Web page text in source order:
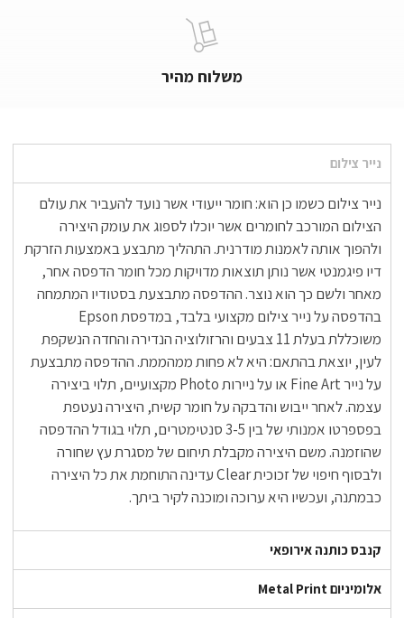
משלוח מהיר
נייר צילום
נייר צילום כשמו כן הוא: חומר ייעודי אשר נועד להעביר את עולם
הצילום המורכב לחומרים אשר יוכלו לספוג את עומק היצירה
ולהפוך אותה לאמנות מודרנית. התהליך מתבצע באמצעות הזרקת
דיו פיגמנטי אשר נותן תוצאות מדויקות מכל חומר הדפסה אחר,
מאחר ולשם כך הוא נוצר. ההדפסה מתבצעת בסטודיו המתמחה
בהדפסה על נייר צילום מקצועי בלבד, במדפסת Epson
משוכללת בעלת 11 צבעים והרזולוציה הנדירה והחדה הנשקפת
לעין, יוצאת בהתאם: היא לא פחות ממהממת. ההדפסה מתבצעת
על נייר Fine Art או על ניירות Photo מקצועיים, תלוי ביצירה
עצמה. לאחר ייבוש והדבקה על חומר קשיח, היצירה נעטפת
בפספרטו אמנותי של בין 3-5 סנטימטרים, תלוי בגודל ההדפסה
שהוזמנה. משם היצירה מקבלת תיחום של מסגרת עץ שחורה
ולבסוף חיפוי של זכוכית Clear עדינה התוחמת את כל היצירה
כבמתנה, ועכשיו היא ערוכה ומוכנה לקיר ביתך.
קנבס כותנה אירופאי
אלומיניום Metal Print